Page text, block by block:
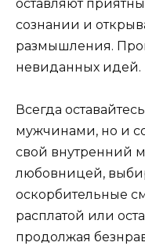
оставляют
сознании и
размышления.
невиданных идей.
Всегда
мужчинами, но и
свой внутренний
любовницей,
оскорбительные
расплатой или
продолжая